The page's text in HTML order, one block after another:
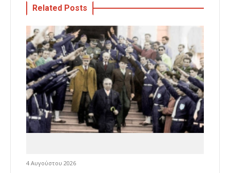
Related Posts
4 Αυγούστου 2026